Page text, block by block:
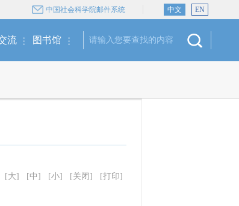
中国社会科学院邮件系统 中文 EN
流 图书馆
[大] [中] [小] [关闭] [打印]